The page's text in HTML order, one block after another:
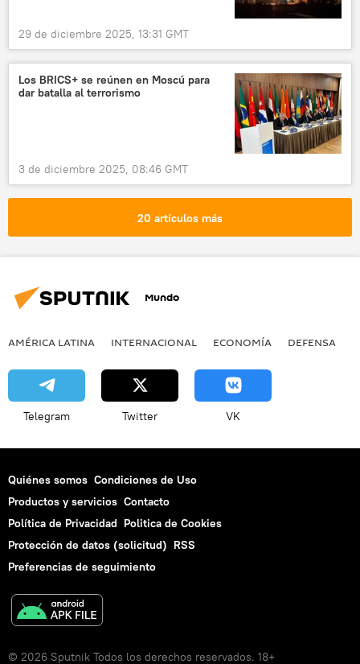
29 de diciembre 2025, 13:31 GMT
Los BRICS+ se reúnen en Moscú para
dar batalla al terrorismo
3 de diciembre 2025, 08:46 GMT
20 artículos más
Mundo
AMÉRICA LATINA INTERNACIONAL ECONOMÍA DEFENSA
Telegram Twitter VK
Quiénes somos Condiciones de Uso
Productos y servicios Contacto
Política de Privacidad Politica de Cookies
Protección de datos (solicitud) RSS
Preferencias de seguimiento
© 2026 Sputnik Todos los derechos reservados. 18+